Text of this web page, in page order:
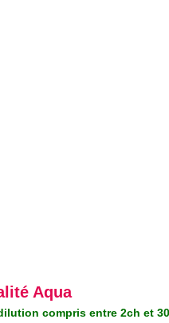
Aqua
compris entre 2ch et